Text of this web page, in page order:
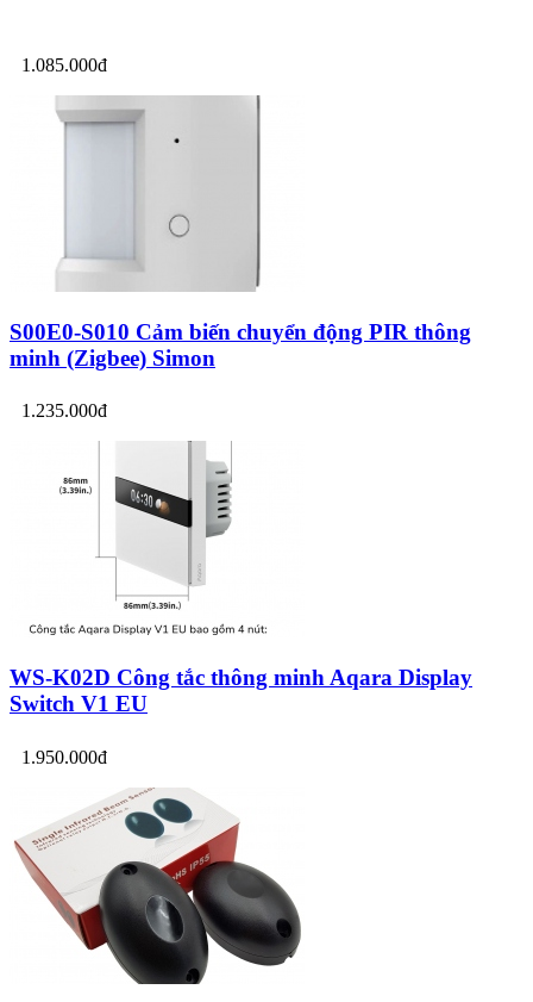
1.085.000đ
S00E0-S010 Cảm biến chuyển động PIR thông
minh (Zigbee) Simon
1.235.000đ
WS-K02D Công tắc thông minh Aqara Display
Switch V1 EU
1.950.000đ